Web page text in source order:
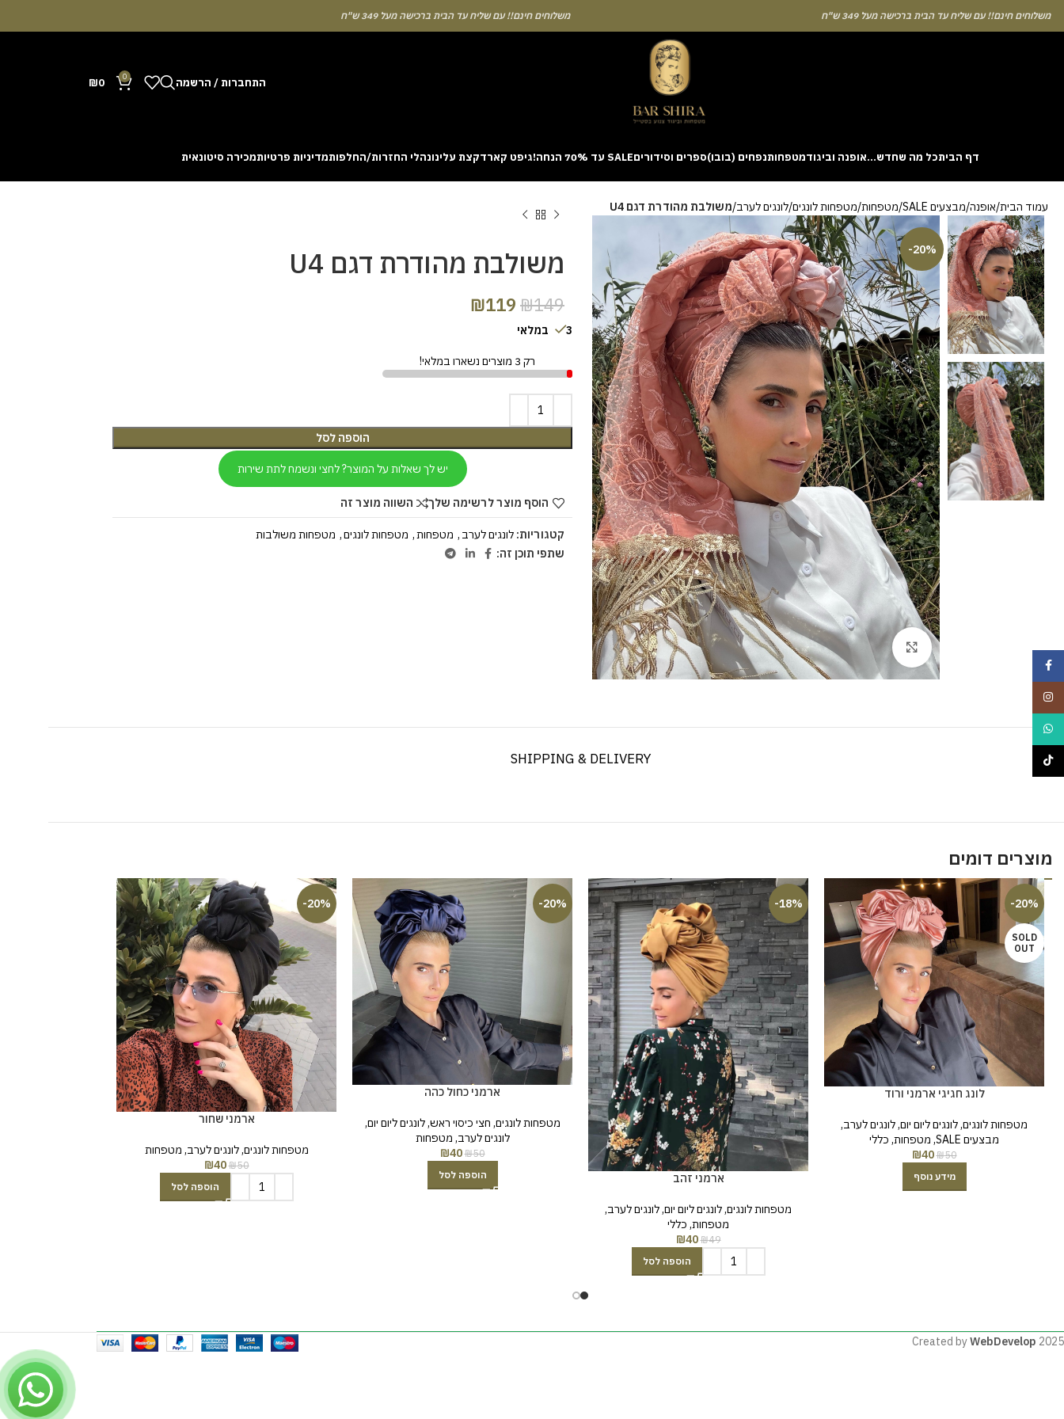
חינם!! עם שליח עד הבית ברכישה מעל 349 ש"ח משלוחים חינם!! עם שליח עד הבית ברכישה מעל 349 ש"ח
התחברות / הרשמה 0
₪0
דף הביתכל מה שחדש…אופנה וביגודמטפחותנפחים (בובו)ספרים וסידוריםSALE עד 70% הנחה! גיפט קארדקצת עלינונהלי החזרות/החלפותמדיניות פרטיותמכירה סיטונאית
cash out before a rising multiplier disappears from view. Learning the rhythm can take a few attempts. A helpful way to begin without risk is to use the Aviator demo mode and familiarise yourself
with the interface. Some enthusiasts share tactics on sites like [aviatordreamliner.com] where they discuss the statistical probability of long sessions. Reading these guides often reveals how the
provably fair system guarantees genuine randomness for every single bet you decide to place.
עמוד הבית אופנה מבצעים SALE מטפחות מטפחות לונגים לונגים לערב משולבת מהודרת דגם U4
-20%
Click to enlarge
משולבת מהודרת דגם U4
₪149
₪119
3 במלאי
רק 3 מוצרים נשארו במלאי!
הוספה לסל
יש לך שאלות על המוצר? לחצי ונשמח לתת שירות
הוסף מוצר לרשימה שלך השווה מוצר זה
קטגוריות: לונגים לערב , מטפחות, מטפחות לונגים, מטפחות משולבות
שתפי תוכן זה:
SHIPPING & DELIVERY
מוצרים דומים
-20%
SOLD
OUT
לונג חגיגי ארמני ורוד
מטפחות לונגים,לונגים ליום יום,לונגים לערב,
מבצעים SALE
, מטפחות, כללי
₪50
₪40
מידע נוסף
-18%
ארמני זהב
מטפחות לונגים,לונגים ליום יום,לונגים לערב,
מטפחות, כללי
₪49
₪40
הוספה לסל
-20%
ארמני כחול כהה
מטפחות לונגים, חצי כיסוי ראש,לונגים ליום יום,
לונגים לערב, מטפחות
₪50
₪40
הוספה לסל
-20%
ארמני שחור
מטפחות לונגים,לונגים לערב, מטפחות
₪50
₪40
הוספה לסל
Created byWebDevelop 2025
WhatsApp